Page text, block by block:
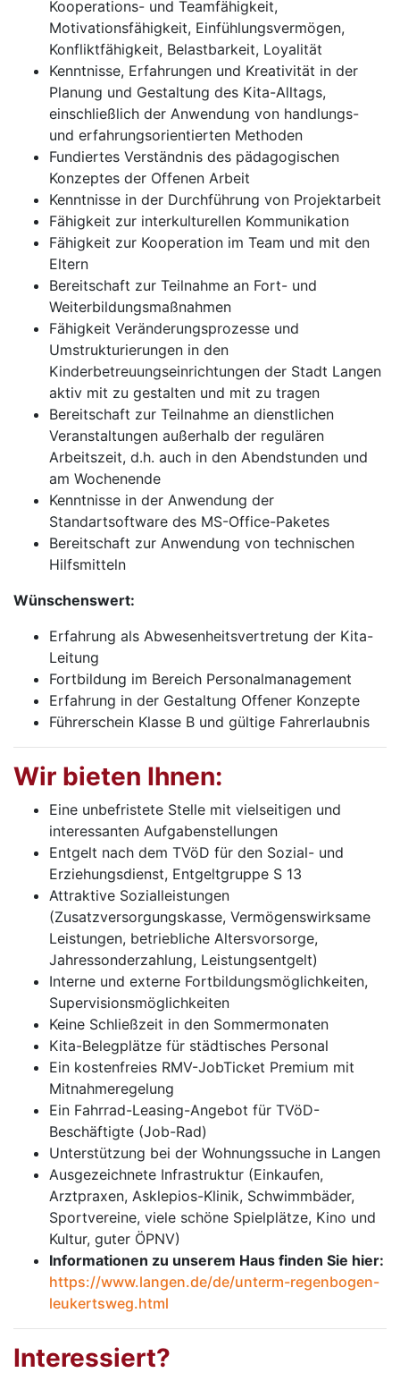
Kooperations- und Teamfähigkeit,
Motivationsfähigkeit, Einfühlungsvermögen,
Konfliktfähigkeit, Belastbarkeit, Loyalität
Kenntnisse, Erfahrungen und Kreativität in der
Planung und Gestaltung des Kita-Alltags,
einschließlich der Anwendung von handlungs-
und erfahrungsorientierten Methoden
Fundiertes Verständnis des pädagogischen
Konzeptes der Offenen Arbeit
Kenntnisse in der Durchführung von Projektarbeit
Fähigkeit zur interkulturellen Kommunikation
Fähigkeit zur Kooperation im Team und mit den
Eltern
Bereitschaft zur Teilnahme an Fort- und
Weiterbildungsmaßnahmen
Fähigkeit Veränderungsprozesse und
Umstrukturierungen in den
Kinderbetreuungseinrichtungen der Stadt Langen
aktiv mit zu gestalten und mit zu tragen
Bereitschaft zur Teilnahme an dienstlichen
Veranstaltungen außerhalb der regulären
Arbeitszeit, d.h. auch in den Abendstunden und
am Wochenende
Kenntnisse in der Anwendung der
Standartsoftware des MS-Office-Paketes
Bereitschaft zur Anwendung von technischen
Hilfsmitteln
Wünschenswert:
Erfahrung als Abwesenheitsvertretung der Kita-
Leitung
Fortbildung im Bereich Personalmanagement
Erfahrung in der Gestaltung Offener Konzepte
Führerschein Klasse B und gültige Fahrerlaubnis
Wir bieten Ihnen:
Eine unbefristete Stelle mit vielseitigen und
interessanten Aufgabenstellungen
Entgelt nach dem TVöD für den Sozial- und
Erziehungsdienst, Entgeltgruppe S 13
Attraktive Sozialleistungen
(Zusatzversorgungskasse, Vermögenswirksame
Leistungen, betriebliche Altersvorsorge,
Jahressonderzahlung, Leistungsentgelt)
Interne und externe Fortbildungsmöglichkeiten,
Supervisionsmöglichkeiten
Keine Schließzeit in den Sommermonaten
Kita-Belegplätze für städtisches Personal
Ein kostenfreies RMV-JobTicket Premium mit
Mitnahmeregelung
Ein Fahrrad-Leasing-Angebot für TVöD-
Beschäftigte (Job-Rad)
Unterstützung bei der Wohnungssuche in Langen
Ausgezeichnete Infrastruktur (Einkaufen,
Arztpraxen, Asklepios-Klinik, Schwimmbäder,
Sportvereine, viele schöne Spielplätze, Kino und
Kultur, guter ÖPNV)
Informationen zu unserem Haus finden Sie hier:
https://www.langen.de/de/unterm-regenbogen-
leukertsweg.html
Interessiert?